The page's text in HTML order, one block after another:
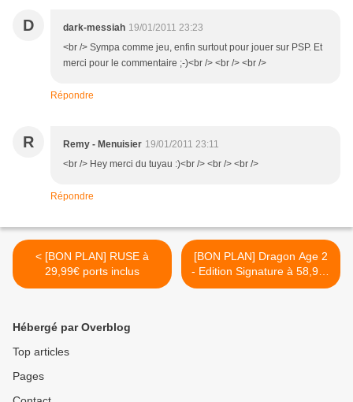
D dark-messiah 19/01/2011 23:23
<br /> Sympa comme jeu, enfin surtout pour jouer sur PSP. Et
merci pour le commentaire ;-)<br /> <br /> <br />
Répondre
R Remy - Menuisier 19/01/2011 23:11
<br /> Hey merci du tuyau :)<br /> <br /> <br />
Répondre
< [BON PLAN] RUSE à
29,99€ ports inclus
[BON PLAN] Dragon Age 2
- Edition Signature à 58,90€
>
Hébergé par Overblog
Top articles
Pages